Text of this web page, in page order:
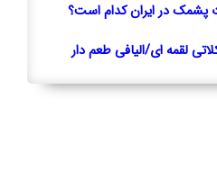
پشمک در ایران کدام است؟
لقمه ای/الیافی طعم دار